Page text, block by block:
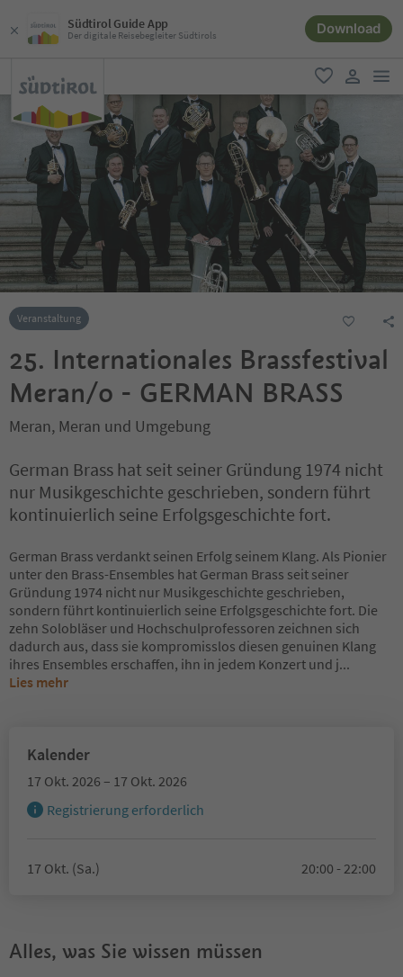
Südtirol Guide App
Der digitale Reisebegleiter Südtirols Download
favorit
user link
Veranstaltung
25. Internationales Brassfestival
Meran/o - GERMAN BRASS
Meran, Meran und Umgebung
German Brass hat seit seiner Gründung 1974 nicht
nur Musikgeschichte geschrieben, sondern führt
kontinuierlich seine Erfolgsgeschichte fort.
German Brass verdankt seinen Erfolg seinem Klang. Als Pionier
unter den Brass-Ensembles hat German Brass seit seiner
Gründung 1974 nicht nur Musikgeschichte geschrieben,
sondern führt kontinuierlich seine Erfolgsgeschichte fort. Die
zehn Solobläser und Hochschulprofessoren zeichnen sich
dadurch aus, dass sie kompromisslos diesen genuinen Klang
ihres Ensembles erschaffen, ihn in jedem Konzert und j...
Lies mehr
Kalender
17 Okt. 2026 – 17 Okt. 2026
Registrierung erforderlich
17 Okt. (Sa.) 20:00 - 22:00
Alles, was Sie wissen müssen